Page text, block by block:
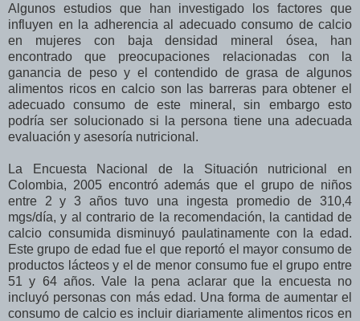
Algunos estudios que han investigado los factores que
influyen en la adherencia al adecuado consumo de calcio
en mujeres con baja densidad mineral ósea, han
encontrado que preocupaciones relacionadas con la
ganancia de peso y el contendido de grasa de algunos
alimentos ricos en calcio son las barreras para obtener el
adecuado consumo de este mineral, sin embargo esto
podría ser solucionado si la persona tiene una adecuada
evaluación y asesoría nutricional.
La Encuesta Nacional de la Situación nutricional en
Colombia, 2005 encontró además que el grupo de niños
entre 2 y 3 años tuvo una ingesta promedio de 310,4
mgs/día, y al contrario de la recomendación, la cantidad de
calcio consumida disminuyó paulatinamente con la edad.
Este grupo de edad fue el que reportó el mayor consumo de
productos lácteos y el de menor consumo fue el grupo entre
51 y 64 años. Vale la pena aclarar que la encuesta no
incluyó personas con más edad. Una forma de aumentar el
consumo de calcio es incluir diariamente alimentos ricos en